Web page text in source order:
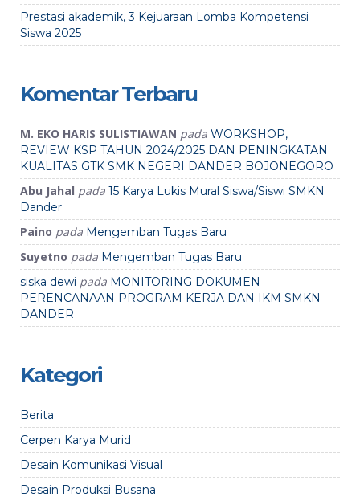
Prestasi akademik, 3 Kejuaraan Lomba Kompetensi
Siswa 2025
Komentar Terbaru
M. EKO HARIS SULISTIAWAN pada WORKSHOP,
REVIEW KSP TAHUN 2024/2025 DAN PENINGKATAN
KUALITAS GTK SMK NEGERI DANDER BOJONEGORO
Abu Jahal pada 15 Karya Lukis Mural Siswa/Siswi SMKN
Dander
Paino pada Mengemban Tugas Baru
Suyetno pada Mengemban Tugas Baru
siska dewi pada MONITORING DOKUMEN
PERENCANAAN PROGRAM KERJA DAN IKM SMKN
DANDER
Kategori
Berita
Cerpen Karya Murid
Desain Komunikasi Visual
Desain Produksi Busana